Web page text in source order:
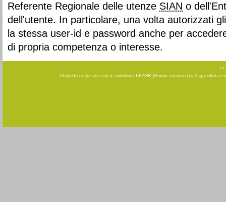
Referente Regionale delle utenze SIAN o
dell'utente. In particolare, una volta autorizzati
la stessa user-id e password anche per
di propria competenza o interesse.
La
Progetto realizzato con il contributo FEASR (Fondo europeo per l'agricoltura